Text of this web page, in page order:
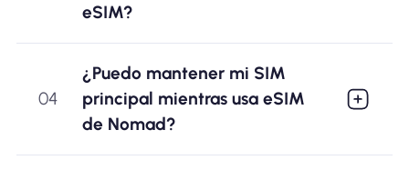
eSIM?
04
¿Puedo mantener mi SIM
principal mientras usa eSIM
de Nomad?